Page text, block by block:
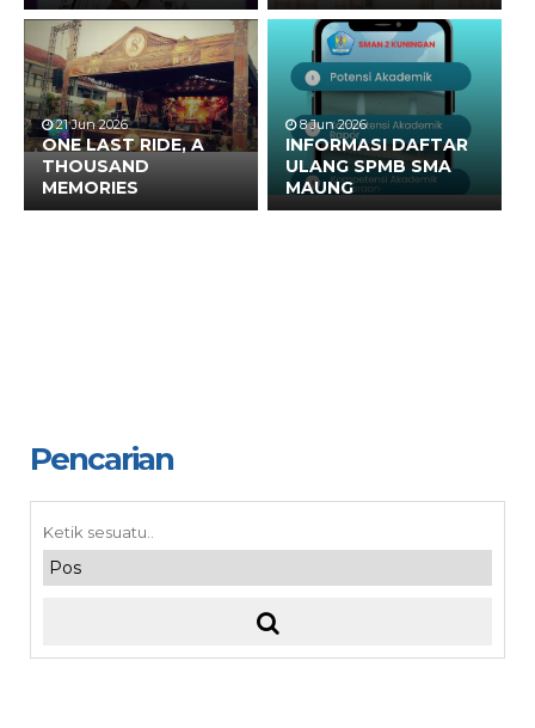
21 Jun 2026
ONE LAST RIDE, A
THOUSAND
MEMORIES
8 Jun 2026
INFORMASI DAFTAR
ULANG SPMB SMA
MAUNG
Pencarian